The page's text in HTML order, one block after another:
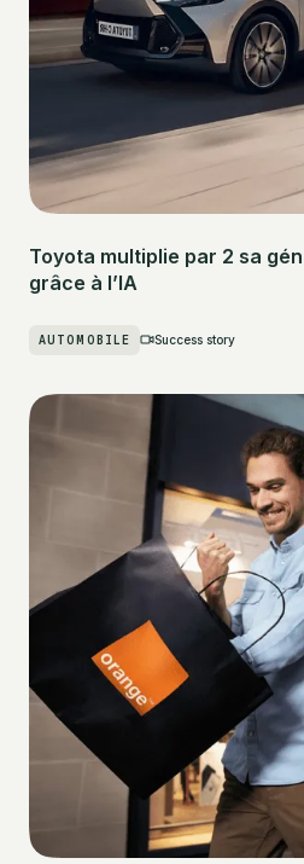
Toyota multiplie par 2 sa
grâce à l’IA
AUTOMOBILE Success story